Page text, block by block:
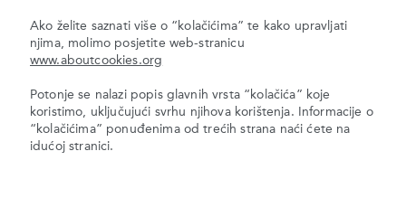
Ako želite saznati više o “kolačićima” te kako upravljati
njima, molimo posjetite web-stranicu
www.aboutcookies.org
Potonje se nalazi popis glavnih vrsta “kolačića” koje
koristimo, uključujući svrhu njihova korištenja. Informacije o
“kolačićima” ponuđenima od trećih strana naći ćete na
idućoj stranici.